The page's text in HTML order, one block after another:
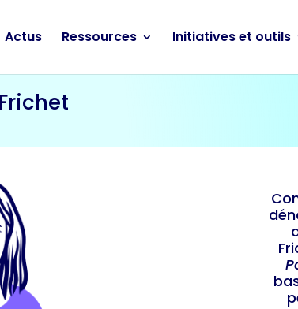
Actus Ressources Initiatives et outils